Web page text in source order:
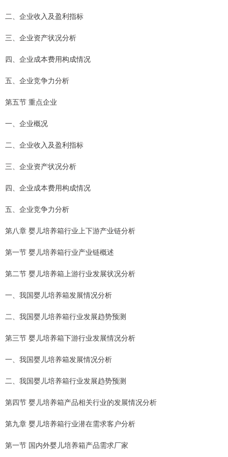
二、企业收入及盈利指标
三、企业资产状况分析
四、企业成本费用构成情况
五、企业竞争力分析
第五节 重点企业
一、企业概况
二、企业收入及盈利指标
三、企业资产状况分析
四、企业成本费用构成情况
五、企业竞争力分析
第八章 婴儿培养箱行业上下游产业链分析
第一节 婴儿培养箱行业产业链概述
第二节 婴儿培养箱上游行业发展状况分析
一、我国婴儿培养箱发展情况分析
二、我国婴儿培养箱行业发展趋势预测
第三节 婴儿培养箱下游行业发展情况分析
一、我国婴儿培养箱发展情况分析
二、我国婴儿培养箱行业发展趋势预测
第四节 婴儿培养箱产品相关行业的发展情况分析
第九章 婴儿培养箱行业潜在需求客户分析
第一节 国内外婴儿培养箱产品需求厂家